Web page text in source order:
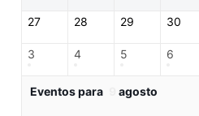
27 28 29 30
3 4 5 6
Eventos para agosto